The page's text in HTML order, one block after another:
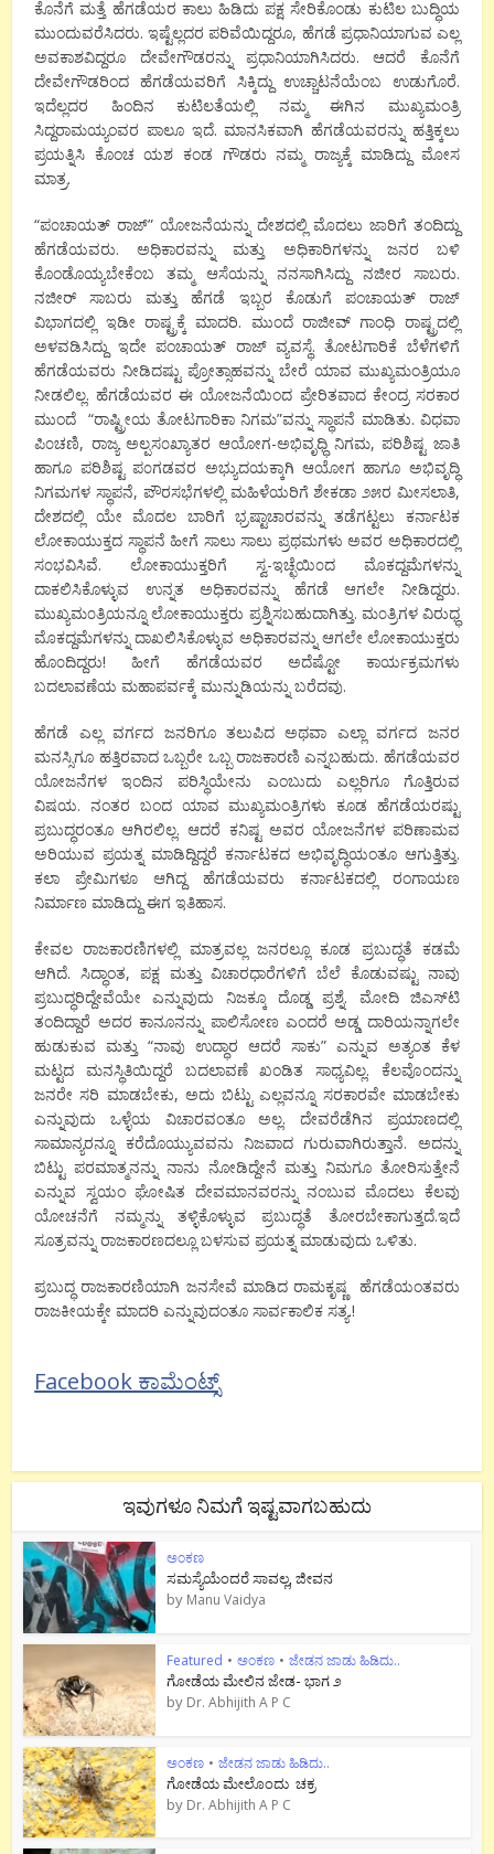
ಕೊನೆಗೆ ಮತ್ತೆ ಹೆಗಡೆಯರ ಕಾಲು ಹಿಡಿದು ಪಕ್ಷ ಸೇರಿಕೊಂಡು ಕುಟಿಲ ಬುದ್ಧಿಯ
ಮುಂದುವರೆಸಿದರು. ಇಷ್ಟೆಲ್ಲದರ ಪರಿವೆಯಿದ್ದರೂ, ಹೆಗಡೆ ಪ್ರಧಾನಿಯಾಗುವ ಎಲ್ಲ
ಅವಕಾಶವಿದ್ದರೂ ದೇವೇಗೌಡರನ್ನು ಪ್ರಧಾನಿಯಾಗಿಸಿದರು. ಆದರೆ ಕೊನೆಗೆ
ದೇವೇಗೌಡರಿಂದ ಹೆಗಡೆಯವರಿಗೆ ಸಿಕ್ಕಿದ್ದು ಉಚ್ಚಾಟನೆಯೆಂಬ ಉಡುಗೊರೆ.
ಇದೆಲ್ಲದರ ಹಿಂದಿನ ಕುಟಿಲತೆಯಲ್ಲಿ ನಮ್ಮ ಈಗಿನ ಮುಖ್ಯಮಂತ್ರಿ
ಸಿದ್ದರಾಮಯ್ಯಂವರ ಪಾಲೂ ಇದೆ. ಮಾನಸಿಕವಾಗಿ ಹೆಗಡೆಯವರನ್ನು ಹತ್ತಿಕ್ಕಲು
ಪ್ರಯತ್ನಿಸಿ ಕೊಂಚ ಯಶ ಕಂಡ ಗೌಡರು ನಮ್ಮ ರಾಜ್ಯಕ್ಕೆ ಮಾಡಿದ್ದು ಮೋಸ
ಮಾತ್ರ.
“ಪ೦ಚಾಯತ್ ರಾಜ್” ಯೋಜನೆಯನ್ನು ದೇಶದಲ್ಲಿ ಮೊದಲು ಜಾರಿಗೆ ತಂದಿದ್ದು
ಹೆಗಡೆಯವರು. ಅಧಿಕಾರವನ್ನು ಮತ್ತು ಅಧಿಕಾರಿಗಳನ್ನು ಜನರ ಬಳಿ
ಕೊಂಡೊಯ್ಯಬೇಕೆಂಬ ತಮ್ಮ ಆಸೆಯನ್ನು ನನಸಾಗಿಸಿದ್ದು ನಜೀರ ಸಾಬರು.
ನಜೀರ್ ಸಾಬರು ಮತ್ತು ಹೆಗಡೆ ಇಬ್ಬರ ಕೊಡುಗೆ ಪಂಚಾಯತ್ ರಾಜ್
ವಿಭಾಗದಲ್ಲಿ ಇಡೀ ರಾಷ್ಟ್ರಕ್ಕೆ ಮಾದರಿ. ಮುಂದೆ ರಾಜೀವ್ ಗಾಂಧಿ ರಾಷ್ಟ್ರದಲ್ಲಿ
ಅಳವಡಿಸಿದ್ದು ಇದೇ ಪಂಚಾಯತ್ ರಾಜ್ ವ್ಯವಸ್ಥೆ. ತೋಟಗಾರಿಕೆ ಬೆಳೆಗಳಿಗೆ
ಹೆಗಡೆಯವರು ನೀಡಿದಷ್ಟು ಪ್ರೋತ್ಸಾಹವನ್ನು ಬೇರೆ ಯಾವ ಮುಖ್ಯಮಂತ್ರಿಯೂ
ನೀಡಲಿಲ್ಲ. ಹೆಗಡೆಯವರ ಈ ಯೋಜನೆಯಿಂದ ಪ್ರೇರಿತವಾದ ಕೇಂದ್ರ ಸರಕಾರ
ಮುಂದೆ “ರಾಷ್ಟ್ರೀಯ ತೋಟಗಾರಿಕಾ ನಿಗಮ”ವನ್ನು ಸ್ಥಾಪನೆ ಮಾಡಿತು. ವಿಧವಾ
ಪಿ೦ಚಣಿ, ರಾಜ್ಯ ಅಲ್ಪಸ೦ಖ್ಯಾತರ ಆಯೋಗ-ಅಭಿವೃಧ್ಧಿ ನಿಗಮ, ಪರಿಶಿಷ್ಟ ಜಾತಿ
ಹಾಗೂ ಪರಿಶಿಷ್ಟ ಪ೦ಗಡವರ ಅಭ್ಯುದಯಕ್ಕಾಗಿ ಆಯೋಗ ಹಾಗೂ ಅಭಿವೃದ್ಧಿ
ನಿಗಮಗಳ ಸ್ಥಾಪನೆ, ಪೌರಸಭೆಗಳಲ್ಲಿ ಮಹಿಳೆಯರಿಗೆ ಶೇಕಡಾ ೨೫ರ ಮೀಸಲಾತಿ,
ದೇಶದಲ್ಲಿ ಯೇ ಮೊದಲ ಬಾರಿಗೆ ಭ್ರಷ್ಟಾಚಾರವನ್ನು ತಡೆಗಟ್ಟಲು ಕರ್ನಾಟಕ
ಲೋಕಾಯುಕ್ತದ ಸ್ಥಾಪನೆ ಹೀಗೆ ಸಾಲು ಸಾಲು ಪ್ರಥಮಗಳು ಅವರ ಅಧಿಕಾರದಲ್ಲಿ
ಸ೦ಭವಿಸಿವೆ. ಲೋಕಾಯುಕ್ತರಿಗೆ ಸ್ವ-ಇಚ್ಛೆಯಿ೦ದ ಮೊಕದ್ದಮೆಗಳನ್ನು
ದಾಕಲಿಸಿಕೊಳ್ಳುವ ಉನ್ನತ ಅಧಿಕಾರವನ್ನು ಹೆಗಡೆ ಆಗಲೇ ನೀಡಿದ್ದರು.
ಮುಖ್ಯಮ೦ತ್ರಿಯನ್ನೂ ಲೋಕಾಯುಕ್ತರು ಪ್ರಶ್ನಿಸಬಹುದಾಗಿತ್ತು. ಮ೦ತ್ರಿಗಳ ವಿರುಧ್ಧ
ಮೊಕದ್ದಮೆಗಳನ್ನು ದಾಖಲಿಸಿಕೊಳ್ಳುವ ಅಧಿಕಾರವನ್ನು ಆಗಲೇ ಲೋಕಾಯುಕ್ತರು
ಹೊ೦ದಿದ್ದರು! ಹೀಗೆ ಹೆಗಡೆಯವರ ಅದೆಷ್ಟೋ ಕಾರ್ಯಕ್ರಮಗಳು
ಬದಲಾವಣೆಯ ಮಹಾಪರ್ವಕ್ಕೆ ಮುನ್ನುಡಿಯನ್ನು ಬರೆದವು.
ಹೆಗಡೆ ಎಲ್ಲ ವರ್ಗದ ಜನರಿಗೂ ತಲುಪಿದ ಅಥವಾ ಎಲ್ಲಾ ವರ್ಗದ ಜನರ
ಮನಸ್ಸಿಗೂ ಹತ್ತಿರವಾದ ಒಬ್ಬರೇ ಒಬ್ಬ ರಾಜಕಾರಣಿ ಎನ್ನಬಹುದು. ಹೆಗಡೆಯವರ
ಯೋಜನೆಗಳ ಇಂದಿನ ಪರಿಸ್ಥಿಯೇನು ಎಂಬುದು ಎಲ್ಲರಿಗೂ ಗೊತ್ತಿರುವ
ವಿಷಯ. ನಂತರ ಬಂದ ಯಾವ ಮುಖ್ಯಮಂತ್ರಿಗಳು ಕೂಡ ಹೆಗಡೆಯರಷ್ಟು
ಪ್ರಬುದ್ಧರಂತೂ ಆಗಿರಲಿಲ್ಲ. ಆದರೆ ಕನಿಷ್ಟ ಅವರ ಯೋಜನೆಗಳ ಪರಿಣಾಮವ
ಅರಿಯುವ ಪ್ರಯತ್ನ ಮಾಡಿದ್ದಿದ್ದರೆ ಕರ್ನಾಟಕದ ಅಭಿವೃದ್ಧಿಯಂತೂ ಆಗುತ್ತಿತ್ತು.
ಕಲಾ ಪ್ರೇಮಿಗಳೂ ಆಗಿದ್ದ ಹೆಗಡೆಯವರು ಕರ್ನಾಟಕದಲ್ಲಿ ರಂಗಾಯಣ
ನಿರ್ಮಾಣ ಮಾಡಿದ್ದು ಈಗ ಇತಿಹಾಸ.
ಕೇವಲ ರಾಜಕಾರಣಿಗಳಲ್ಲಿ ಮಾತ್ರವಲ್ಲ ಜನರಲ್ಲೂ ಕೂಡ ಪ್ರಬುದ್ಧತೆ ಕಡಮೆ
ಆಗಿದೆ. ಸಿದ್ಧಾಂತ, ಪಕ್ಷ ಮತ್ತು ವಿಚಾರಧಾರೆಗಳಿಗೆ ಬೆಲೆ ಕೊಡುವಷ್ಟು ನಾವು
ಪ್ರಬುದ್ಧರಿದ್ದೇವೆಯೇ ಎನ್ನುವುದು ನಿಜಕ್ಕೂ ದೊಡ್ಡ ಪ್ರಶ್ನೆ. ಮೋದಿ ಜಿಎಸ್‌ಟಿ
ತಂದಿದ್ದಾರೆ ಅದರ ಕಾನೂನನ್ನು ಪಾಲಿಸೋಣ ಎಂದರೆ ಅಡ್ಡ ದಾರಿಯನ್ನಾಗಲೇ
ಹುಡುಕುವ ಮತ್ತು “ನಾವು ಉದ್ಧಾರ ಆದರೆ ಸಾಕು” ಎನ್ನುವ ಅತ್ಯಂತ ಕೆಳ
ಮಟ್ಟದ ಮನಸ್ಥಿತಿಯಿದ್ದರೆ ಬದಲಾವಣೆ ಖಂಡಿತ ಸಾಧ್ಯವಿಲ್ಲ. ಕೆಲವೊಂದನ್ನು
ಜನರೇ ಸರಿ ಮಾಡಬೇಕು, ಅದು ಬಿಟ್ಟು ಎಲ್ಲವನ್ನೂ ಸರಕಾರವೇ ಮಾಡಬೇಕು
ಎನ್ನುವುದು ಒಳ್ಳೆಯ ವಿಚಾರವಂತೂ ಅಲ್ಲ. ದೇವರೆಡೆಗಿನ ಪ್ರಯಾಣದಲ್ಲಿ
ಸಾಮಾನ್ಯರನ್ನೂ ಕರೆದೊಯ್ಯುವವನು ನಿಜವಾದ ಗುರುವಾಗಿರುತ್ತಾನೆ. ಅದನ್ನು
ಬಿಟ್ಟು ಪರಮಾತ್ಮನನ್ನು ನಾನು ನೋಡಿದ್ದೇನೆ ಮತ್ತು ನಿಮಗೂ ತೋರಿಸುತ್ತೇನೆ
ಎನ್ನುವ ಸ್ವಯಂ ಘೋಷಿತ ದೇವಮಾನವರನ್ನು ನಂಬುವ ಮೊದಲು ಕೆಲವು
ಯೋಚನೆಗೆ ನಮ್ಮನ್ನು ತಳ್ಳಿಕೊಳ್ಳುವ ಪ್ರಬುದ್ಧತೆ ತೋರಬೇಕಾಗುತ್ತದೆ.ಇದೆ
ಸೂತ್ರವನ್ನು ರಾಜಕಾರಣದಲ್ಲೂ ಬಳಸುವ ಪ್ರಯತ್ನ ಮಾಡುವುದು ಒಳಿತು.
ಪ್ರಬುದ್ಧ ರಾಜಕಾರಣಿಯಾಗಿ ಜನಸೇವೆ ಮಾಡಿದ ರಾಮಕೃಷ್ಣ ಹೆಗಡೆಯಂತವರು
ರಾಜಕೀಯಕ್ಕೇ ಮಾದರಿ ಎನ್ನುವುದಂತೂ ಸಾರ್ವಕಾಲಿಕ ಸತ್ಯ.!
Facebook ಕಾಮೆಂಟ್ಸ್
ಇವುಗಳೂ ನಿಮಗೆ ಇಷ್ಟವಾಗಬಹುದು
ಅಂಕಣ
ಸಮಸ್ಯೆಯೆಂದರೆ ಸಾವಲ್ಲ, ಜೀವನ
by Manu Vaidya
Featured • ಅಂಕಣ • ಜೇಡನ ಜಾಡು ಹಿಡಿದು..
ಗೋಡೆಯ ಮೇಲಿನ ಜೇಡ- ಭಾಗ ೨
by Dr. Abhijith A P C
ಅಂಕಣ • ಜೇಡನ ಜಾಡು ಹಿಡಿದು..
ಗೋಡೆಯ ಮೇಲೊಂದು ಚಕ್ರ
by Dr. Abhijith A P C